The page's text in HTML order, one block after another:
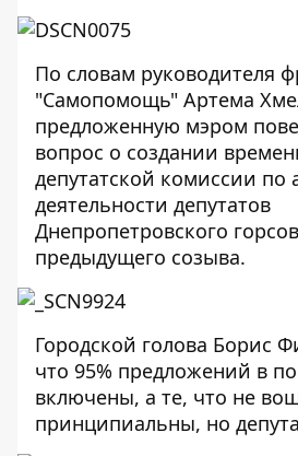
По словам руководителя
"Самопомощь" Артема
предложенную мэром
вопрос о создании
депутатской комиссии по
деятельности депутатов
Днепропетровского
предыдущего созыва.
Городской голова Борис
что 95% предложений в
включены, а те, что не
принципиальны, но